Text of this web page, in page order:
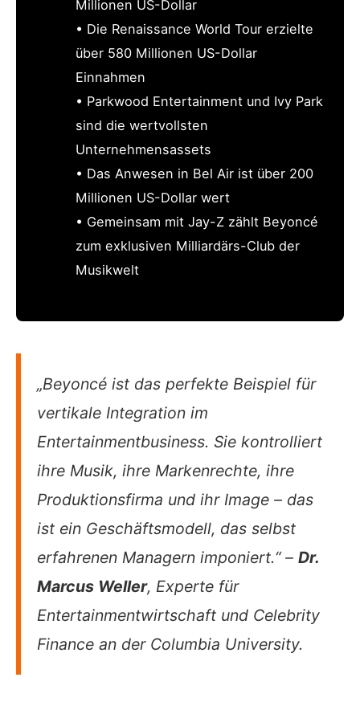
Millionen US-Dollar
• Die Renaissance World Tour erzielte
über 580 Millionen US-Dollar
Einnahmen
• Parkwood Entertainment und Ivy Park
sind die wertvollsten
Unternehmensassets
• Das Anwesen in Bel Air ist über 200
Millionen US-Dollar wert
• Gemeinsam mit Jay-Z zählt Beyoncé
zum exklusiven Milliardärs-Club der
Musikwelt
„Beyoncé ist das perfekte Beispiel für
vertikale Integration im
Entertainmentbusiness. Sie kontrolliert
ihre Musik, ihre Markenrechte, ihre
Produktionsfirma und ihr Image – das
ist ein Geschäftsmodell, das selbst
erfahrenen Managern imponiert.“ – Dr.
Marcus Weller, Experte für
Entertainmentwirtschaft und Celebrity
Finance an der Columbia University.